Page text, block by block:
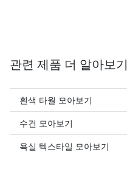
관련 제품 더 알아보기
흰색 타월 모아보기
수건 모아보기
욕실 텍스타일 모아보기